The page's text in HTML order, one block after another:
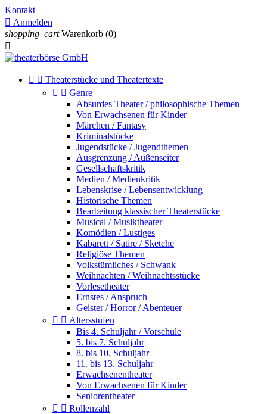
Kontakt
 Anmelden
shopping_cart Warenkorb (0)

  Theaterstücke und Theatertexte
  Genre
Absurdes Theater / philosophische Themen
Von Erwachsenen für Kinder
Märchen / Fantasy
Kriminalstücke
Jugendstücke / Jugendthemen
Ausgrenzung / Außenseiter
Gesellschaftskritik
Medien / Medienkritik
Lebenskrise / Lebensentwicklung
Historische Themen
Bearbeitung klassischer Theaterstücke
Musical / Musiktheater
Komödien / Lustiges
Kabarett / Satire / Sketche
Religiöse Themen
Volkstümliches / Schwank
Weihnachten / Weihnachtsstücke
Vorlesetheater
Ernstes / Anspruch
Geister / Horror / Abenteuer
  Altersstufen
Bis 4. Schuljahr / Vorschule
5. bis 7. Schuljahr
8. bis 10. Schuljahr
11. bis 13. Schuljahr
Erwachsenentheater
Von Erwachsenen für Kinder
Seniorentheater
  Rollenzahl